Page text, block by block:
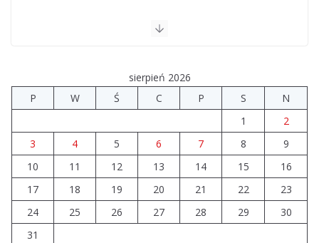
Szkoła we Władysławowie przechodzi modernizację
Prawie 20 tys. zł dla dyrektora szpitala. Podwyżka
mimo finansowych problemów
Brylant dla Turku? 255. miejsce
trudno uznać za sukces
07.08.2026
sierpień 2026
P
W Ś C P S
N
1
2
3
4 5 6 7 8
9
10
11 12 13 14 15
16
17
18 19 20 21 22
23
24
25 26 27 28 29
30
31